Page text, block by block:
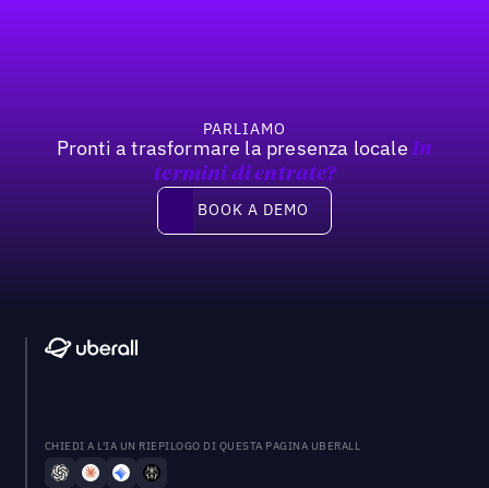
PARLIAMO
Pronti a trasformare la presenza locale In
termini di entrate?
Book a demo
BOOK A DEMO
CHIEDI A L'IA UN RIEPILOGO DI QUESTA PAGINA UBERALL